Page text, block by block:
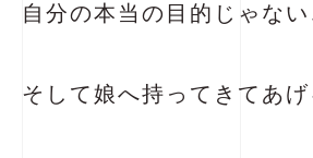
自分の本当の目的じゃな
そして娘へ持ってきてあげ